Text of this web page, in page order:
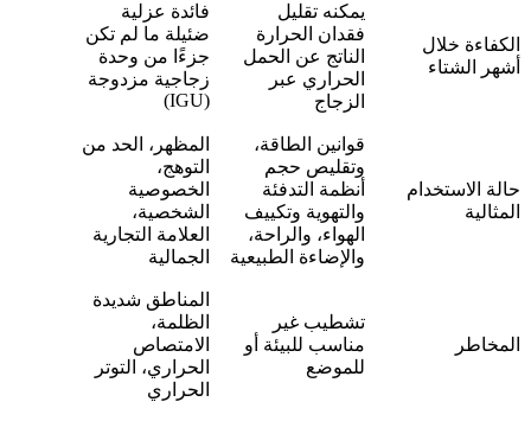
الكفاءة خلال
أشهر الشتاء
يمكنه تقليل
فقدان الحرارة
الناتج عن الحمل
الحراري عبر
الزجاج
فائدة عزلية
ضئيلة ما لم تكن
جزءًا من وحدة
زجاجية مزدوجة
(IGU)
حالة الاستخدام
المثالية
قوانين الطاقة،
وتقليص حجم
أنظمة التدفئة
والتهوية وتكييف
الهواء، والراحة،
والإضاءة الطبيعية
المظهر، الحد من
التوهج،
الخصوصية
الشخصية،
العلامة التجارية
الجمالية
المخاطر
تشطيب غير
مناسب للبيئة أو
للموضع
المناطق شديدة
الظلمة،
الامتصاص
الحراري، التوتر
الحراري